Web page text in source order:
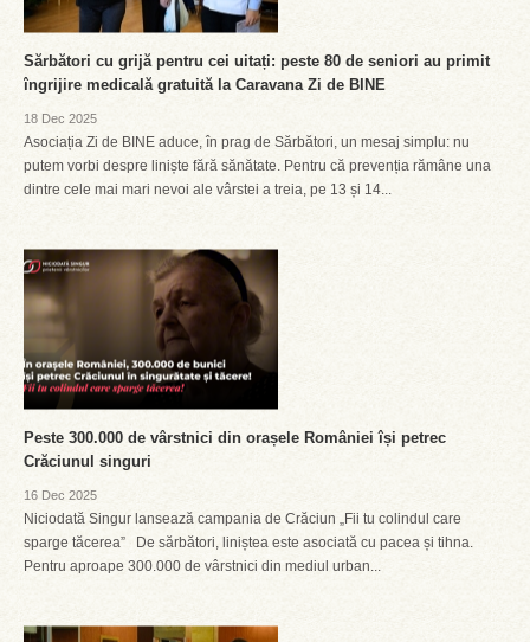
Sărbători cu grijă pentru cei uitați: peste 80 de seniori au primit
îngrijire medicală gratuită la Caravana Zi de BINE
18 Dec 2025
Asociația Zi de BINE aduce, în prag de Sărbători, un mesaj simplu: nu
putem vorbi despre liniște fără sănătate. Pentru că prevenția rămâne una
dintre cele mai mari nevoi ale vârstei a treia, pe 13 și 14...
Peste 300.000 de vârstnici din orașele României își petrec
Crăciunul singuri
16 Dec 2025
Niciodată Singur lansează campania de Crăciun „Fii tu colindul care
sparge tăcerea” De sărbători, liniștea este asociată cu pacea și tihna.
Pentru aproape 300.000 de vârstnici din mediul urban...